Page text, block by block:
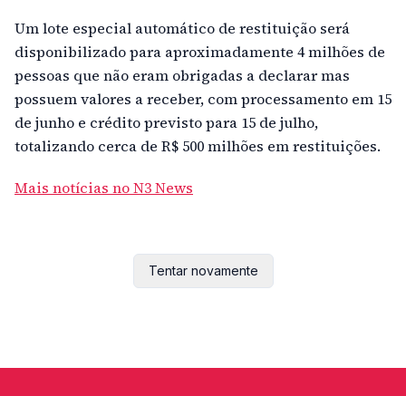
Um lote especial automático de restituição será
disponibilizado para aproximadamente 4 milhões de
pessoas que não eram obrigadas a declarar mas
possuem valores a receber, com processamento em 15
de junho e crédito previsto para 15 de julho,
totalizando cerca de R$ 500 milhões em restituições.
Mais notícias no N3 News
Tentar novamente